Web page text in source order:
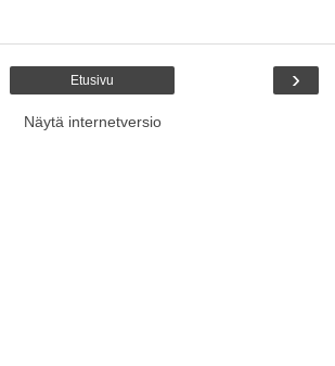
›
Etusivu
Näytä internetversio